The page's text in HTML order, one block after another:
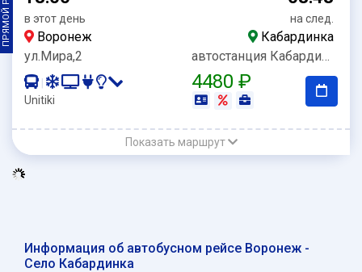
ПРЯМОЙ РЕЙС в этот день на след.
Воронеж
Кабардинка
ул.Мира,2
автостанция Кабардинка
Unitiki
4480 ₽
Показать маршрут
Информация об автобусном рейсе Воронеж -
Село Кабардинка